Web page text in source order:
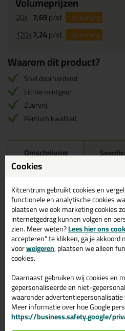
20x 7,69p/st 13%korting
120x7,24p/st 18%korting
Waarom dit product?
Snel doorhardend
Lichte mintgeur
Zuurvrij
Pemium kwaliteit
Omschrijving
Ottoseal S110
Manhattan C43
Zoek je kit in een specifieke kleur?
Ottoseal S110 580ml in de kleur
voor verschillende toepassingen.
welke makkelijk te verwerken is.
kleur zoekt met gegarandeerd een
Ottoseal S110 580ml in kleur
voorraad en op werkdagen besteld =
Wil je meer weten over de
product?Lees alles over dit product
Cookies
Kitcentrum gebruikt cookies en
functionele en analytische cookies
plaatsen we ook marketing cookies
internetgedrag kunnen volgen en
zien. Meer weten?Lees hier ons
accepteren" te klikken, ga je akkoord
voorweigeren, plaatsen we alleen
cookies.
Daarnaast gebruiken wij cookies en
gepersonaliseerde en niet-
waaronder advertentiepersonalisatie
Meer informatie over hoe Google
https://business.safety.google/